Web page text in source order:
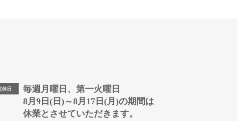
休日
毎週月曜日、第一火曜日
8月9日(日)～8月17日(月)の期間は
休業とさせていただきます。